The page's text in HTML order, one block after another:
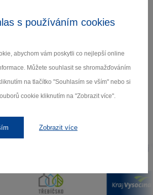
s používáním cookies
abychom vám poskytli co nejlepší online
Můžete souhlasit se shromažďováním
na tlačítko "Souhlasím se vším" nebo si
cookie kliknutím na "Zobrazit více".
Zobrazit více
osobních údajů.
Naši partneři